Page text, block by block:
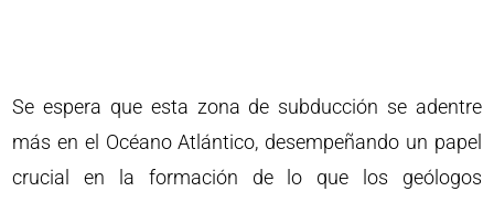
Se espera que esta zona de subducción se adentre
más en el Océano Atlántico, desempeñando un papel
crucial en la formación de lo que los geólogos